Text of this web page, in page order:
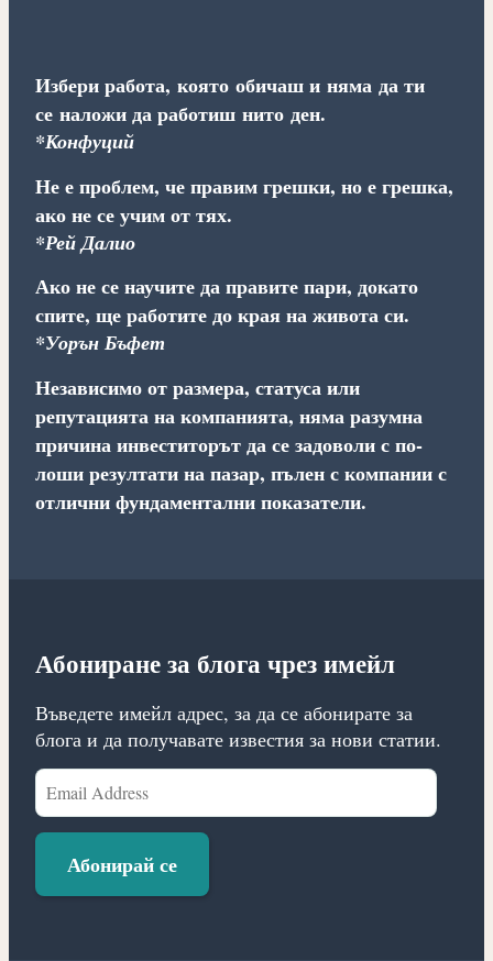
Избери работа, която обичаш и няма да ти
се наложи да работиш нито ден.
*Конфуций
Не е проблем, че правим грешки, но е грешка,
ако не се учим от тях.
*Рей Далио
Ако не се научите да правите пари, докато
спите, ще работите до края на живота си.
*Уорън Бъфет
Независимо от размера, статуса или
репутацията на компанията, няма разумна
причина инвеститорът да се задоволи с по-
лоши резултати на пазар, пълен с компании с
отлични фундаментални показатели.
Абониране за блога чрез имейл
Въведете имейл адрес, за да се абонирате за
блога и да получавате известия за нови статии.
Email
Address
Абонирай се